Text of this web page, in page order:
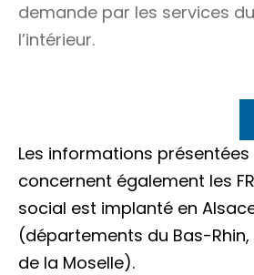
demande par les services
l’intérieur.
Les informations
concernent également les
social est implanté en
(départements du Bas-
de la Moselle).